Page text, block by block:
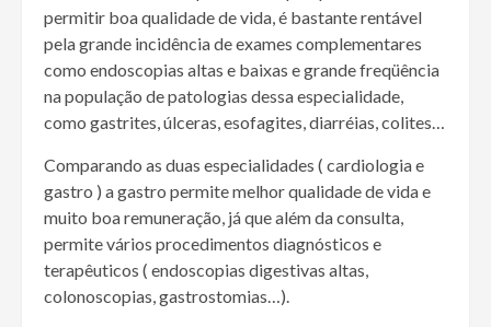
permitir boa qualidade de vida, é bastante rentável
pela grande incidência de exames complementares
como endoscopias altas e baixas e grande freqüência
na população de patologias dessa especialidade,
como gastrites, úlceras, esofagites, diarréias, colites…
Comparando as duas especialidades ( cardiologia e
gastro ) a gastro permite melhor qualidade de vida e
muito boa remuneração, já que além da consulta,
permite vários procedimentos diagnósticos e
terapêuticos ( endoscopias digestivas altas,
colonoscopias, gastrostomias…).